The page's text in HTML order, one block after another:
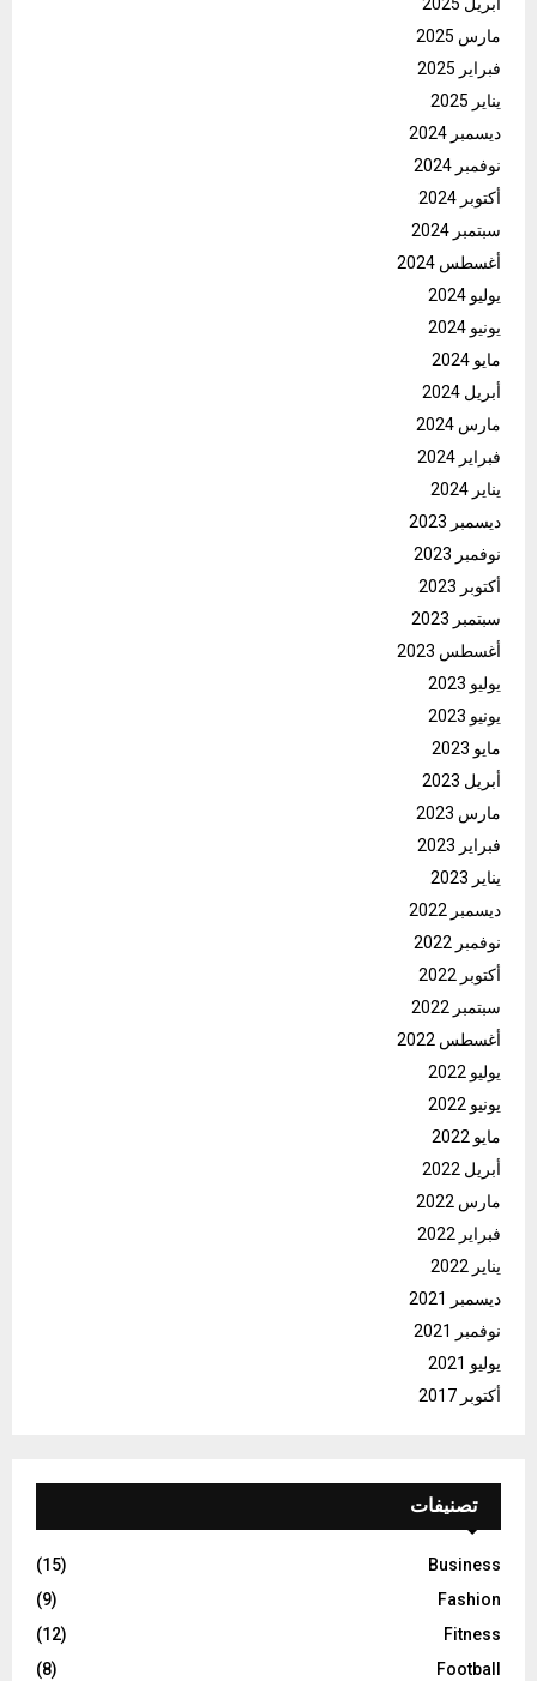
أبريل 2025
مارس 2025
فبراير 2025
يناير 2025
ديسمبر 2024
نوفمبر 2024
أكتوبر 2024
سبتمبر 2024
أغسطس 2024
يوليو 2024
يونيو 2024
مايو 2024
أبريل 2024
مارس 2024
فبراير 2024
يناير 2024
ديسمبر 2023
نوفمبر 2023
أكتوبر 2023
سبتمبر 2023
أغسطس 2023
يوليو 2023
يونيو 2023
مايو 2023
أبريل 2023
مارس 2023
فبراير 2023
يناير 2023
ديسمبر 2022
نوفمبر 2022
أكتوبر 2022
سبتمبر 2022
أغسطس 2022
يوليو 2022
يونيو 2022
مايو 2022
أبريل 2022
مارس 2022
فبراير 2022
يناير 2022
ديسمبر 2021
نوفمبر 2021
يوليو 2021
أكتوبر 2017
تصنيفات
Business
(15)
Fashion
(9)
Fitness
(12)
Football
(8)